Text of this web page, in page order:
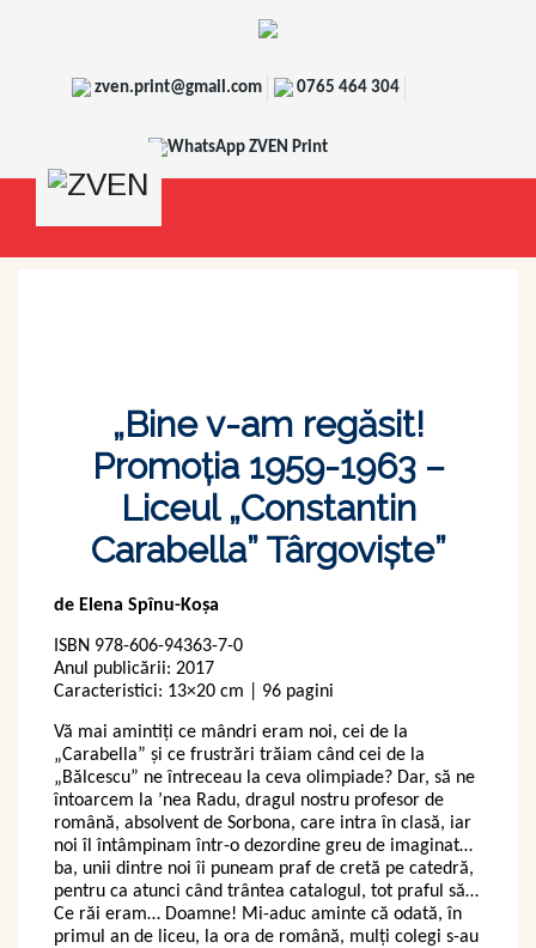
zven.print@gmail.com 0765 464 304
WhatsApp ZVEN Print
„Bine v-am regăsit!
Promoţia 1959-1963 –
Liceul „Constantin
Carabella” Târgovişte”
de Elena Spînu-Koșa
ISBN 978-606-94363-7-0
Anul publicării: 2017
Caracteristici: 13×20 cm | 96 pagini
Vă mai amintiţi ce mândri eram noi, cei de la
„Carabella” şi ce frustrări trăiam când cei de la
„Bălcescu” ne întreceau la ceva olimpiade? Dar, să ne
întoarcem la ’nea Radu, dragul nostru profesor de
română, absolvent de Sorbona, care intra în clasă, iar
noi îl întâmpinam într-o dezordine greu de imaginat…
ba, unii dintre noi îi puneam praf de cretă pe catedră,
pentru ca atunci când trântea catalogul, tot praful să…
Ce răi eram… Doamne! Mi-aduc aminte că odată, în
primul an de liceu, la ora de română, mulţi colegi s-au